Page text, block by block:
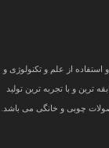
از کادر مجرب و استفاده از علم و تکنولوژی و
ترین و با تجربه ترین تولید
چوبی و خانگی می باشد.